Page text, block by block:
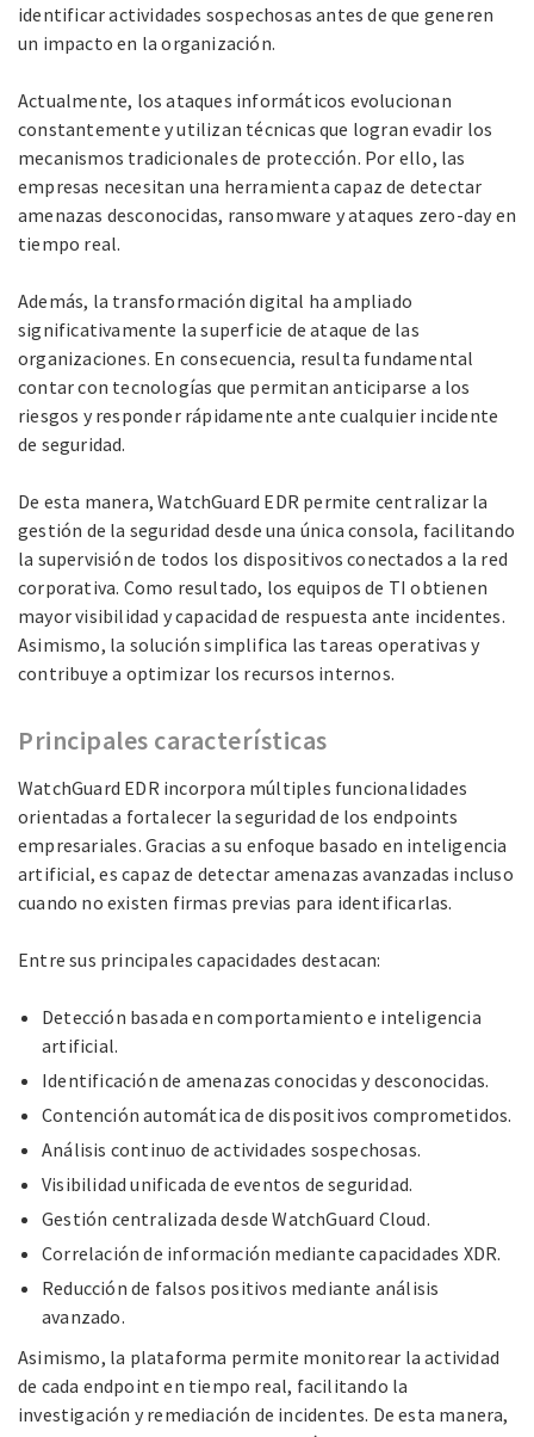
identificar actividades sospechosas antes de que generen
un impacto en la organización.
Actualmente, los ataques informáticos evolucionan
constantemente y utilizan técnicas que logran evadir los
mecanismos tradicionales de protección. Por ello, las
empresas necesitan una herramienta capaz de detectar
amenazas desconocidas, ransomware y ataques zero-day en
tiempo real.
Además, la transformación digital ha ampliado
significativamente la superficie de ataque de las
organizaciones. En consecuencia, resulta fundamental
contar con tecnologías que permitan anticiparse a los
riesgos y responder rápidamente ante cualquier incidente
de seguridad.
De esta manera, WatchGuard EDR permite centralizar la
gestión de la seguridad desde una única consola, facilitando
la supervisión de todos los dispositivos conectados a la red
corporativa. Como resultado, los equipos de TI obtienen
mayor visibilidad y capacidad de respuesta ante incidentes.
Asimismo, la solución simplifica las tareas operativas y
contribuye a optimizar los recursos internos.
Principales características
WatchGuard EDR incorpora múltiples funcionalidades
orientadas a fortalecer la seguridad de los endpoints
empresariales. Gracias a su enfoque basado en inteligencia
artificial, es capaz de detectar amenazas avanzadas incluso
cuando no existen firmas previas para identificarlas.
Entre sus principales capacidades destacan:
Detección basada en comportamiento e inteligencia
artificial.
Identificación de amenazas conocidas y desconocidas.
Contención automática de dispositivos comprometidos.
Análisis continuo de actividades sospechosas.
Visibilidad unificada de eventos de seguridad.
Gestión centralizada desde WatchGuard Cloud.
Correlación de información mediante capacidades XDR.
Reducción de falsos positivos mediante análisis
avanzado.
Asimismo, la plataforma permite monitorear la actividad
de cada endpoint en tiempo real, facilitando la
investigación y remediación de incidentes. De esta manera,